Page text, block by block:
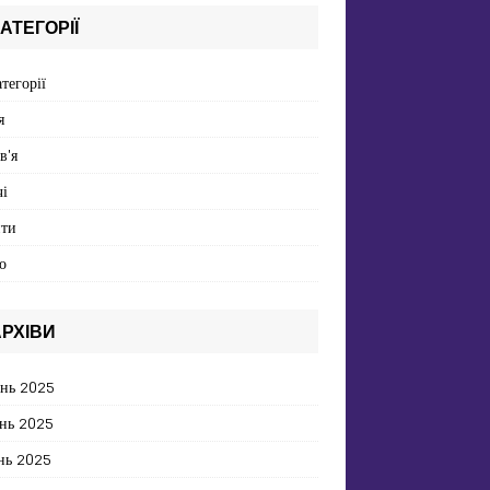
2025
2025
2025